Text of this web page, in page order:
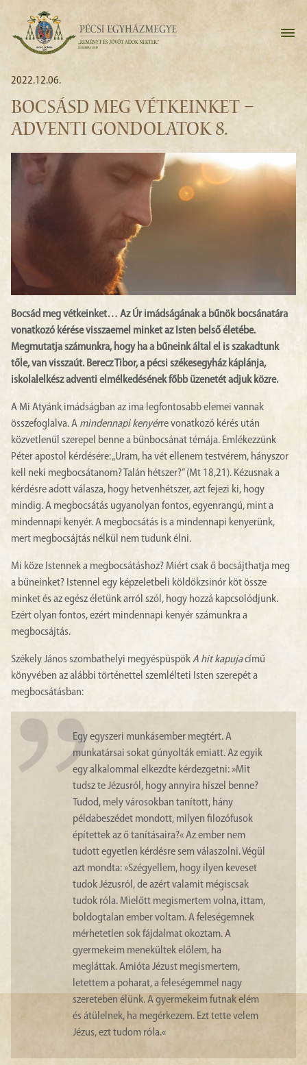
2022.12.06.
BOCSÁSD MEG VÉTKEINKET –
ADVENTI GONDOLATOK 8.
Bocsád meg vétkeinket… Az Úr imádságának a bűnök bocsánatára
vonatkozó kérése visszaemel minket az Isten belső életébe.
Megmutatja számunkra, hogy ha a bűneink által el is szakadtunk
tőle, van visszaút. Berecz Tibor, a pécsi székesegyház káplánja,
iskolalelkész adventi elmélkedésének főbb üzenetét adjuk közre.
A Mi Atyánk imádságban az ima legfontosabb elemei vannak
összefoglalva. A mindennapi kenyérre vonatkozó kérés után
közvetlenül szerepel benne a bűnbocsánat témája. Emlékezzünk
Péter apostol kérdésére: „Uram, ha vét ellenem testvérem, hányszor
kell neki megbocsátanom? Talán hétszer?” (Mt 18,21). Kézusnak a
kérdésre adott válasza, hogy hetvenhétszer, azt fejezi ki, hogy
mindig. A megbocsátás ugyanolyan fontos, egyenrangú, mint a
mindennapi kenyér. A megbocsátás is a mindennapi kenyerünk,
mert megbocsájtás nélkül nem tudunk élni.
Mi köze Istennek a megbocsátáshoz? Miért csak ő bocsájthatja meg
a bűneinket? Istennel egy képzeletbeli köldökzsinór köt össze
minket és az egész életünk arról szól, hogy hozzá kapcsolódjunk.
Ezért olyan fontos, ezért mindennapi kenyér számunkra a
megbocsájtás.
Székely János szombathelyi megyéspüspökA hit kapujacímű
könyvében az alábbi történettel szemlélteti Isten szerepét a
megbocsátásban:
Egy egyszeri munkásember megtért. A
munkatársai sokat gúnyolták emiatt. Az egyik
egy alkalommal elkezdte kérdezgetni: »Mit
tudsz te Jézusról, hogy annyira hiszel benne?
Tudod, mely városokban tanított, hány
példabeszédet mondott, milyen filozófusok
építettek az ő tanításaira?« Az ember nem
tudott egyetlen kérdésre sem válaszolni. Végül
azt mondta: »Szégyellem, hogy ilyen keveset
tudok Jézusról, de azért valamit mégiscsak
tudok róla. Mielőtt megismertem volna, ittam,
boldogtalan ember voltam. A feleségemnek
mérhetetlen sok fájdalmat okoztam. A
gyermekeim menekültek előlem, ha
megláttak. Amióta Jézust megismertem,
letettem a poharat, a feleségemmel nagy
szereteben élünk. A gyermekeim futnak elém
és átülelnek, ha megérkezem. Ezt tette velem
Jézus, ezt tudom róla.«